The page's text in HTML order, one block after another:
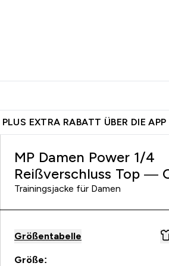
EXTRA RABATT ÜBER DIE APP
MP Damen Power 1/4
Reißverschluss Top —
Trainingsjacke für Damen
Größentabelle
Größe: